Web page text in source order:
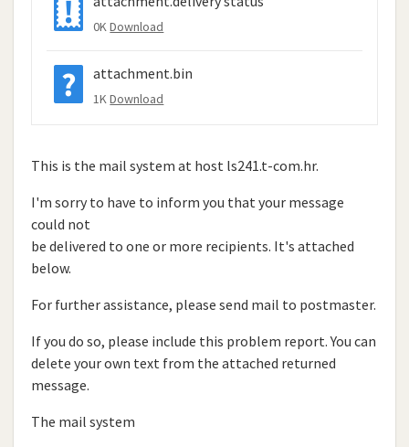
0KDownload
attachment.bin
1KDownload
This is the mail system at host ls241.t-com.hr.
I'm sorry to have to inform you that your message
could not
be delivered to one or more recipients. It's attached
below.
For further assistance, please send mail to postmaster.
If you do so, please include this problem report. You can
delete your own text from the attached returned
message.
The mail system